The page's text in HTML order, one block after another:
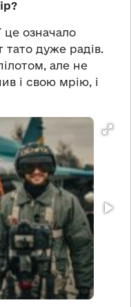
означало
тато дуже радів.
але не
і свою мрію, і